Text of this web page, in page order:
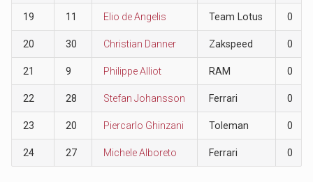
19 11 Elio de Angelis Team Lotus 0
20 30 Christian Danner Zakspeed 0
21 9 Philippe Alliot RAM 0
22 28 Stefan Johansson Ferrari 0
23 20 Piercarlo Ghinzani Toleman 0
24 27 Michele Alboreto Ferrari 0